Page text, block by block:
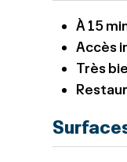
À 15
Accès
Très